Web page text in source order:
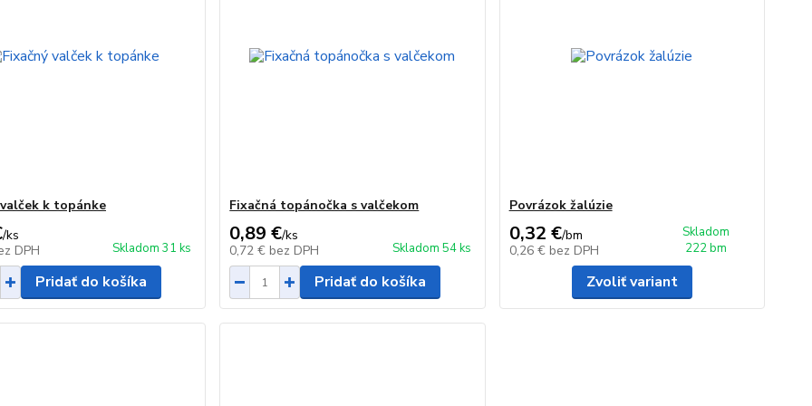
k topánke
/ks
DPH
Skladom 31 ks
Pridať do košíka
Fixačná topánočka s valčekom
0,89 €/ks
0,72 € bez DPH Skladom 54 ks
Pridať do košíka
Povrázok žalúzie
0,32 €/bm
0,26 € bez DPH
Skladom
222 bm
Zvoliť variant